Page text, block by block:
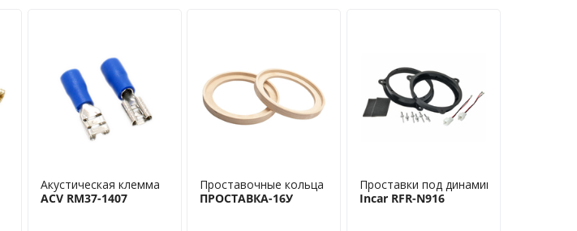
Акустическая клемма
ACV RM37-1407
Проставочные кольца
ПРОСТАВКА-16У
Проставки под динамики
Incar RFR-N916